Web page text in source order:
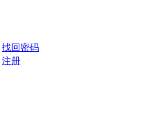
找回密码
注册